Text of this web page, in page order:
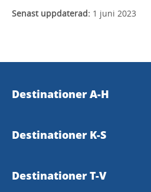
Senast uppdaterad: 1 juni 2023
Destinationer A-H
Essunga
Destinationer K-S
Karlsborg
Destinationer T-V